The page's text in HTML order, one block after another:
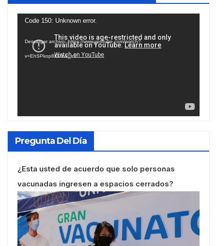
Reproductor
vídeo
Code 150: Unknown error.
Descargar archivo: https://www.youtube.com/watch?
v=EhSPkop8KPY&_=1
Pregunta Del Día
¿Esta usted de acuerdo que solo personas
vacunadas ingresen a espacios cerrados?